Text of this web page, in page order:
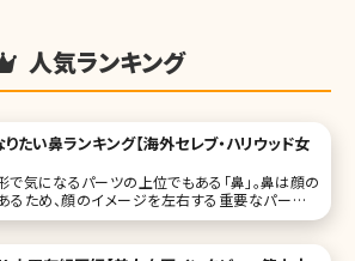
人気ランキング
りたい鼻ランキング【海外セレブ・ハリウッド女
で気になるパーツの上位でもある「鼻」。鼻は顔の
るため、顔のイメージを左右する重要なパーツで
はそんな鼻に注目し、美しい鼻を持つ海外のセレブ